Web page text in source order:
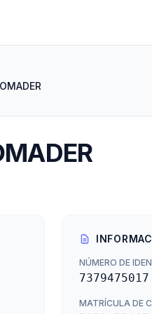
NÚMERO DE
7379475017
MATRÍCULA DE